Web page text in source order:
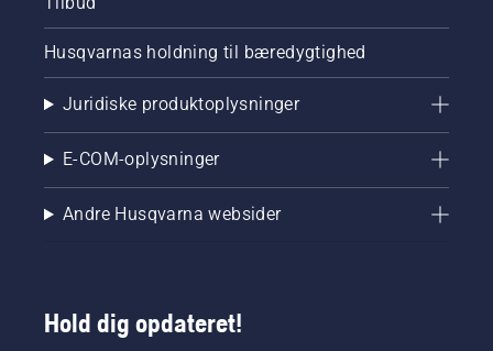
Husqvarnas holdning til bæredygtighed
Juridiske produktoplysninger
E-COM-oplysninger
Andre Husqvarna websider
Hold dig opdateret!